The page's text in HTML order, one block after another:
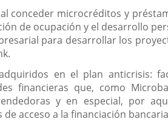
conceder microcréditos y
de ocupación y el desarrollo
para desarrollar los
en el plan anticrisis:
financieras que, como
y en especial, por
acceso a la financiación